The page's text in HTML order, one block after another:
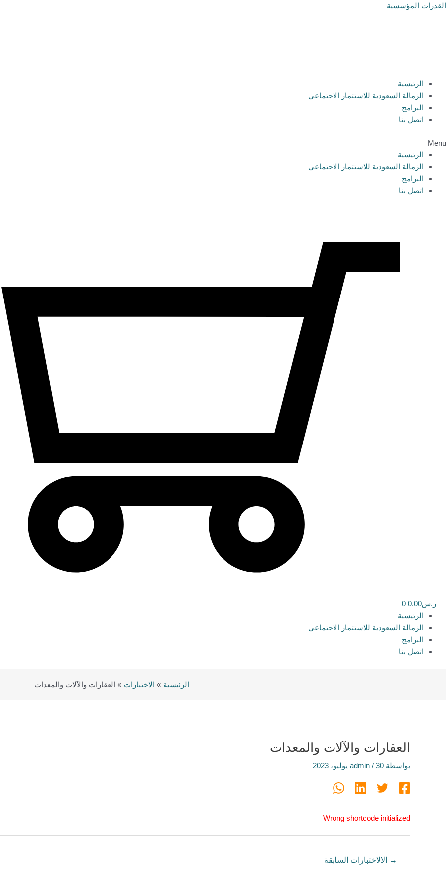
تخطي
القدرات المؤسسية
الرئيسية
الزمالة السعودية للاستثمار الاجتماعي
البرامج
اتصل بنا
Menu
الرئيسية
الزمالة السعودية للاستثمار الاجتماعي
البرامج
اتصل بنا
ر.س0.00
0
الرئيسية
الزمالة السعودية للاستثمار الاجتماعي
البرامج
اتصل بنا
الرئيسية الاختبارات العقارات والآلات والمعدات
العقارات والآلات والمعدات
بواسطة admin / 30 يوليو، 2023
Wrong shortcode initialized
→ الالاختبارات السابقة